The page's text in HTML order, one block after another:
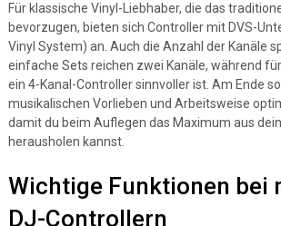
Für klassische Vinyl-Liebhaber, die das
bevorzugen, bieten sich Controller mit DVS-
Vinyl System) an. Auch die Anzahl der Kanäle
einfache Sets reichen zwei Kanäle, während
ein 4-Kanal-Controller sinnvoller ist. Am Ende
musikalischen Vorlieben und Arbeitsweise
damit du beim Auflegen das Maximum aus
herausholen kannst.
Wichtige Funktionen bei
DJ-Controllern